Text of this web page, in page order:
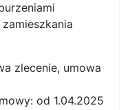
zlecenie, umowa
od 1.04.2025